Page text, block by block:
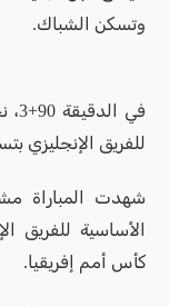
وتسكن الشباك.
في
للفريق الإنجليزي
شهدت المباراة
الأساسية للفريق
كأس أمم إفريقيا.